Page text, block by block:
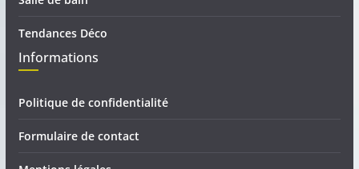
Tendances Déco
Informations
Politique de confidentialité
Formulaire de contact